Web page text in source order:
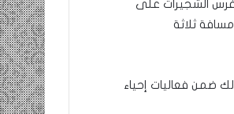
الشجيرات على
ثلاثة
في ھذه الأجزاء من الطريق 500 شجيرة، وذلك ضمن فعاليات إحياء